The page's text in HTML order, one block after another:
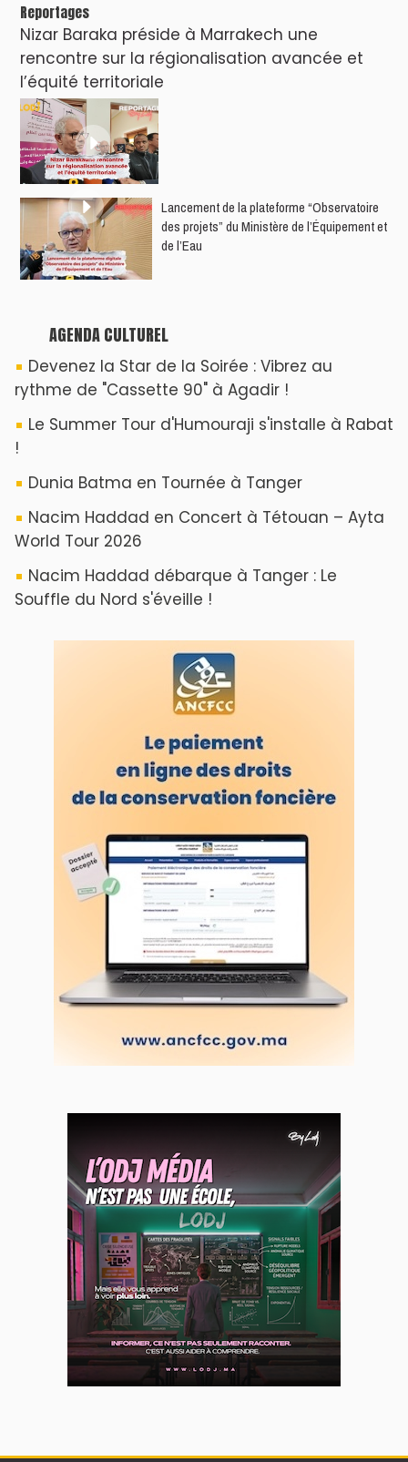
Reportages
Nizar Baraka préside à Marrakech une
rencontre sur la régionalisation avancée et
l’équité territoriale
​Lancement de la plateforme “Observatoire
des projets” du Ministère de l’Équipement et
de l’Eau
AGENDA CULTUREL
Devenez la Star de la Soirée : Vibrez au
rythme de "Cassette 90" à Agadir !
Le Summer Tour d'Humouraji s'installe à Rabat
!
Dunia Batma en Tournée à Tanger
Nacim Haddad en Concert à Tétouan – Ayta
World Tour 2026
Nacim Haddad débarque à Tanger : Le
Souffle du Nord s'éveille !